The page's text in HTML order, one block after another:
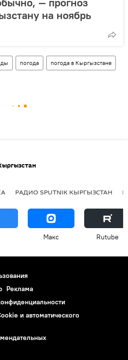
на ноябрь
погода погода в Кыргызстане
РАДИО SPUTNIK КЫРГЫЗСТАН
Макс Rutube
Реклама
и автоматического